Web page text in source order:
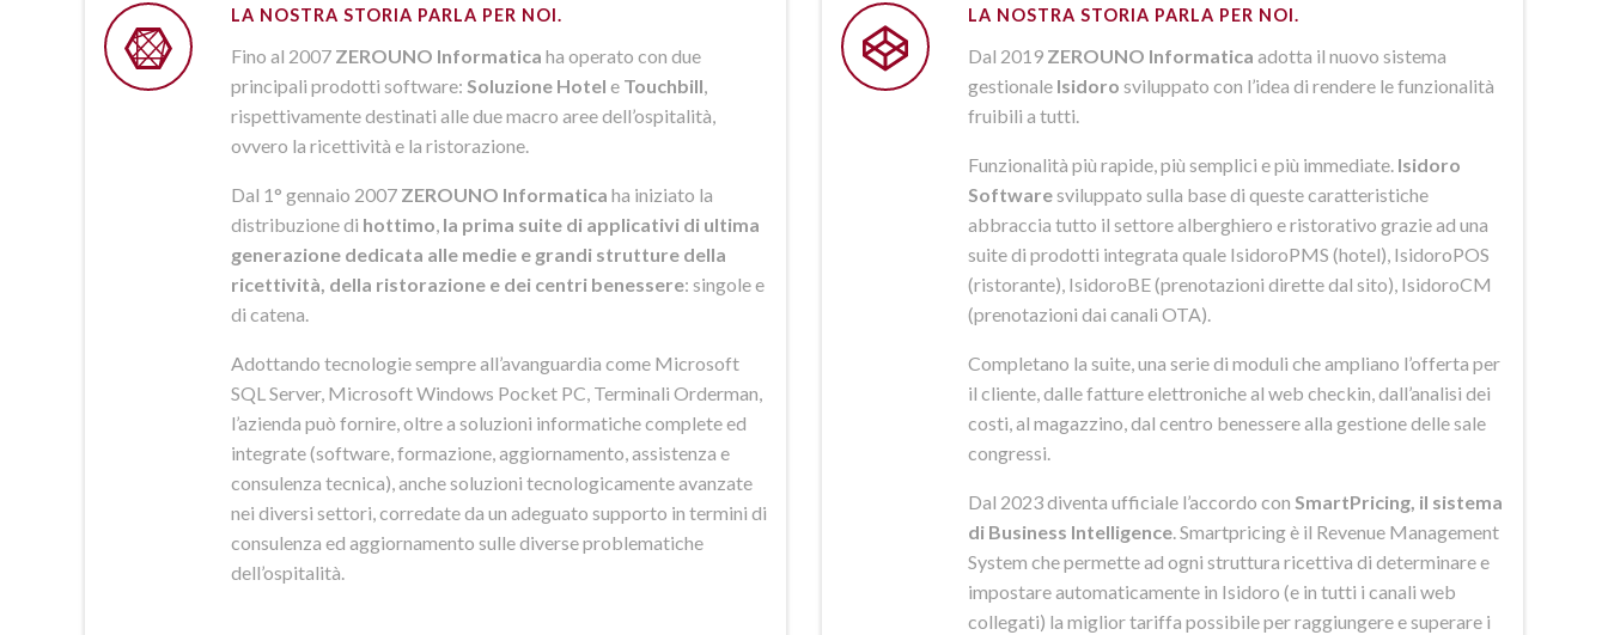
LA NOSTRA STORIA PARLA PER NOI.
Fino al 2007 ZEROUNO Informatica ha operato con due
principali prodotti software: Soluzione Hotel e Touchbill
rispettivamente destinati alle due macro aree dell’ospitalità,
ovvero la ricettività e la ristorazione.
Dal 1° gennaio 2007 ZEROUNO Informatica ha iniziato la
distribuzione di hottimo la prima suite di applicativi di ultima
generazione dedicata alle medie e grandi strutture della
ricettività, della ristorazione e dei centri benessere: singole e
di catena.
Adottando tecnologie sempre all’avanguardia come Microsoft
SQL Server, Microsoft Windows Pocket PC, Terminali Orderman,
l’azienda può fornire, oltre a soluzioni informatiche complete ed
integrate (software, formazione, aggiornamento, assistenza e
consulenza tecnica), anche soluzioni tecnologicamente avanzate
nei diversi settori, corredate da un adeguato supporto in termini di
consulenza ed aggiornamento sulle diverse problematiche
dell’ospitalità.
LA NOSTRA STORIA PARLA PER NOI.
Dal 2019 ZEROUNO Informatica adotta il nuovo sistema
gestionale Isidoro sviluppato con l’idea di rendere le funzionalità
fruibili a tutti.
Funzionalità più rapide, più semplici e più immediate. Isidoro
Softwaresviluppato sulla base di queste caratteristiche
abbraccia tutto il settore alberghiero e ristorativo grazie ad una
suite di prodotti integrata quale IsidoroPMS (hotel), IsidoroPOS
(ristorante), IsidoroBE (prenotazioni dirette dal sito), IsidoroCM
(prenotazioni dai canali OTA).
Completano la suite, una serie di moduli che ampliano l’offerta per
il cliente, dalle fatture elettroniche al web checkin, dall’analisi dei
costi, al magazzino, dal centro benessere alla gestione delle sale
congressi.
Dal 2023 diventa ufficiale l’accordo con SmartPricing, il sistema
di Business Intelligence . Smartpricing è il Revenue Management
System che permette ad ogni struttura ricettiva di determinare e
impostare automaticamente in Isidoro (e in tutti i canali web
collegati) la miglior tariffa possibile per raggiungere e superare i